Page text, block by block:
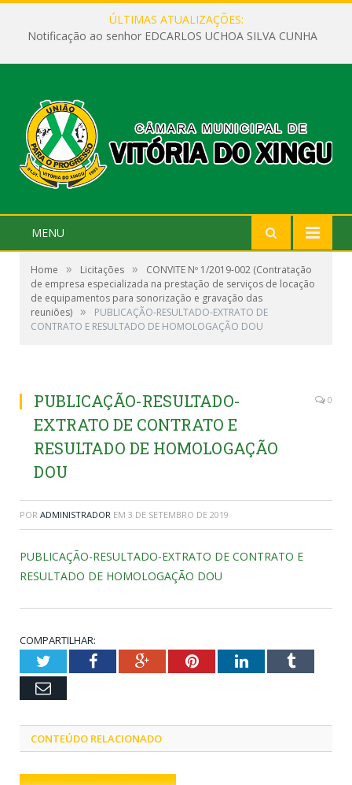
ÚLTIMAS ATUALIZAÇÕES:
Notificação ao senhor EDCARLOS UCHOA SILVA CUNHA
MENU
Home » Licitações »
CONVITE Nº 1/2019-002 (Contratação
de empresa especializada na prestação de serviços de locação
de equipamentos para sonorização e gravação das
reuniões) »
PUBLICAÇÃO-RESULTADO-EXTRATO DE
CONTRATO E RESULTADO DE HOMOLOGAÇÃO DOU
PUBLICAÇÃO-RESULTADO-
EXTRATO DE CONTRATO E
RESULTADO DE HOMOLOGAÇÃO
DOU
0
POR ADMINISTRADOR EM 3 DE SETEMBRO DE 2019
PUBLICAÇÃO-RESULTADO-EXTRATO DE CONTRATO E
RESULTADO DE HOMOLOGAÇÃO DOU
COMPARTILHAR:
TwitterFacebookGoogle+PinterestLinkedInTumblr
Email
CONTEÚDO RELACIONADO